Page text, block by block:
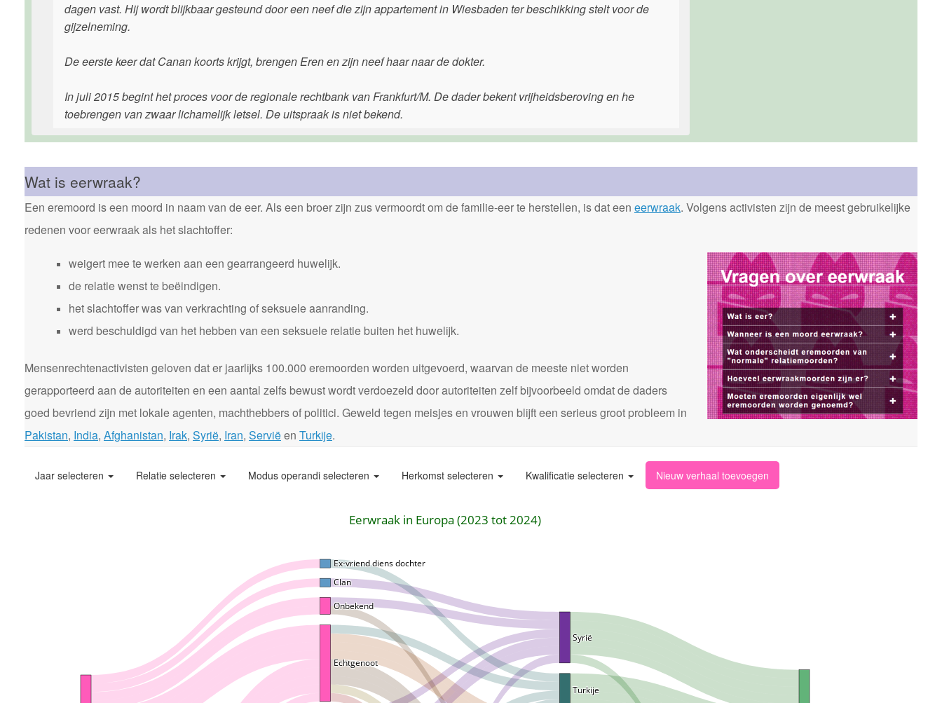
dagen vast. Hij wordt blijkbaar gesteund door een neef die zijn appartement in Wiesbaden ter beschikking stelt voor de
gijzelneming.
De eerste keer dat Canan koorts krijgt, brengen Eren en zijn neef haar naar de dokter.
In juli 2015 begint het proces voor de regionale rechtbank van Frankfurt/M. De dader bekent vrijheidsberoving en he
toebrengen van zwaar lichamelijk letsel. De uitspraak is niet bekend.
Wat is eerwraak?
Een eremoord is een moord in naam van de eer. Als een broer zijn zus vermoordt om de familie-eer te herstellen, is dat een eerwraak. Volgens activisten zijn de meest gebruikelijke
redenen voor eerwraak als het slachtoffer:
weigert mee te werken aan een gearrangeerd huwelijk.
de relatie wenst te beëindigen.
het slachtoffer was van verkrachting of seksuele aanranding.
werd beschuldigd van het hebben van een seksuele relatie buiten het huwelijk.
Mensenrechtenactivisten geloven dat er jaarlijks 100.000 eremoorden worden uitgevoerd, waarvan de meeste niet worden
gerapporteerd aan de autoriteiten en een aantal zelfs bewust wordt verdoezeld door autoriteiten zelf bijvoorbeeld omdat de daders
goed bevriend zijn met lokale agenten, machthebbers of politici. Geweld tegen meisjes en vrouwen blijft een serieus groot probleem in
Pakistan, India, Afghanistan, Irak, Syrië, Iran, Serviëen Turkije.